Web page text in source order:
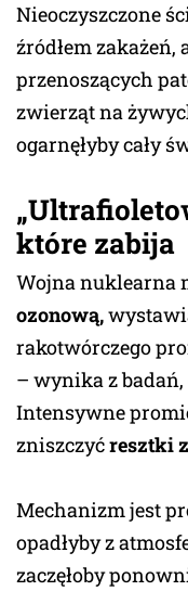
Nieoczyszczone
źródłem
przenoszących
zwierząt na
ogarnęłyby cały
które zabija
Wojna nuklearna
ozonową,
rakotwórczego
– wynika z badań,
Intensywne
zniszczyćresztki
Mechanizm jest
opadłyby z
zaczęłoby